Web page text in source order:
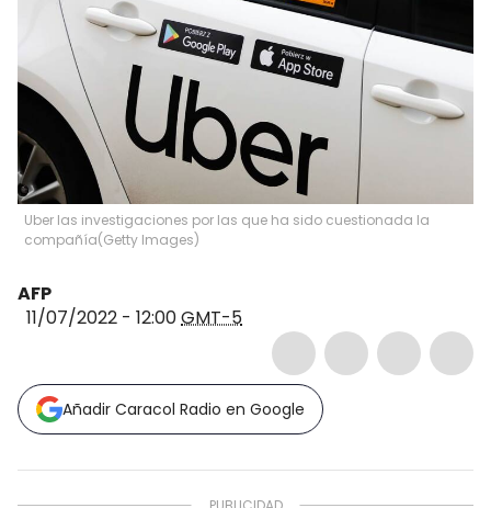
Uber las investigaciones por las que ha sido cuestionada la
compañía(Getty Images)
AFP
11/07/2022 - 12:00GMT-5
Añadir Caracol Radio en Google